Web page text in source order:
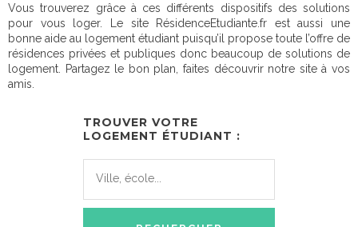
Vous trouverez grâce à ces différents dispositifs des solutions
pour vous loger. Le site RésidenceEtudiante.fr est aussi une
bonne aide au logement étudiant puisqu’il propose toute l’offre de
résidences privées et publiques donc beaucoup de solutions de
logement. Partagez le bon plan, faites découvrir notre site à vos
amis.
TROUVER VOTRE
LOGEMENT ÉTUDIANT :